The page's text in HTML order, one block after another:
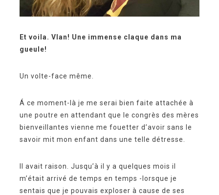
Et voila. Vlan! Une immense claque dans ma
gueule!
Un volte-face même.
Á ce moment-là je me serai bien faite attachée à
une poutre en attendant que le congrès des mères
bienveillantes vienne me fouetter d’avoir sans le
savoir mit mon enfant dans une telle détresse.
Il avait raison. Jusqu’à il y a quelques mois il
m’était arrivé de temps en temps -lorsque je
sentais que je pouvais exploser à cause de ses